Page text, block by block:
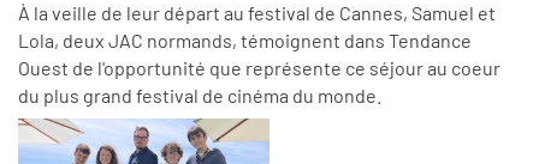
À la veille de leur départ au festival de Cannes, Samuel et
Lola, deux JAC normands, témoignent dans Tendance
Ouest de l'opportunité que représente ce séjour au coeur
du plus grand festival de cinéma du monde.